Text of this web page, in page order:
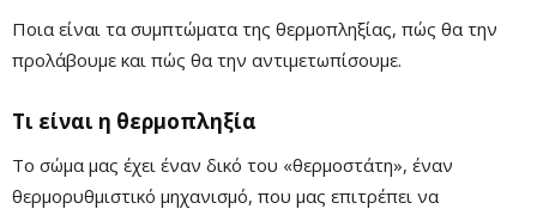
Ποια είναι τα συμπτώματα της θερμοπληξίας, πώς θα την
προλάβουμε και πώς θα την αντιμετωπίσουμε.
Τι είναι η θερμοπληξία
Mute
Το σώμα μας έχει έναν δικό του «θερμοστάτη», έναν
θερμορυθμιστικό μηχανισμό, που μας επιτρέπει να